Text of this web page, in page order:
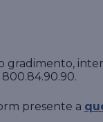
gradimento,
presente a